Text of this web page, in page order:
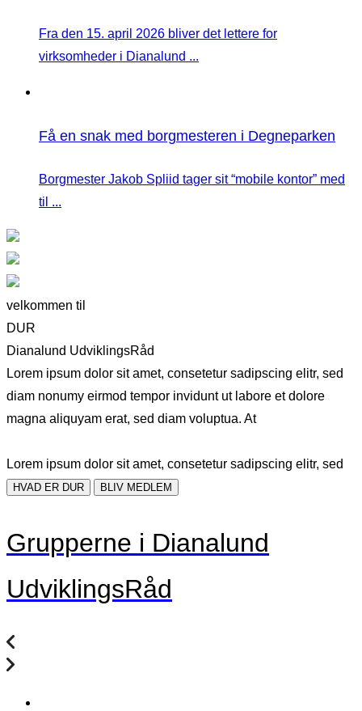
Fra den 15. april 2026 bliver det lettere for
virksomheder i Dianalund ...
Få en snak med borgmesteren i Degneparken
Borgmester Jakob Spliid tager sit “mobile kontor” med
til ...
velkommen til
DUR
Dianalund UdviklingsRåd
Lorem ipsum dolor sit amet, consetetur sadipscing elitr, sed
diam nonumy eirmod tempor invidunt ut labore et dolore
magna aliquyam erat, sed diam voluptua. At
Lorem ipsum dolor sit amet, consetetur sadipscing elitr, sed
HVAD ER DUR BLIV MEDLEM
Grupperne i Dianalund
UdviklingsRåd